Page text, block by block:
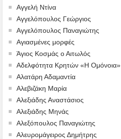
Αγγελή Ντίνα
Αγγελόπουλος Γεώργιος
Αγγελόπουλος Παναγιώτης
Αγιασμένες μορφές
Άγιος Κοσμάς ο Αιτωλός
Αδελφότητα Κρητών «Η Ομόνοια»
Αλατάρη Αδαμαντία
Αλεβιζάκη Μαρία
Αλεξιάδης Αναστάσιος
Αλεξιάδης Μηνάς
Αλεξόπουλος Παναγιώτης
Αλευρομάγειρος Δημήτρης